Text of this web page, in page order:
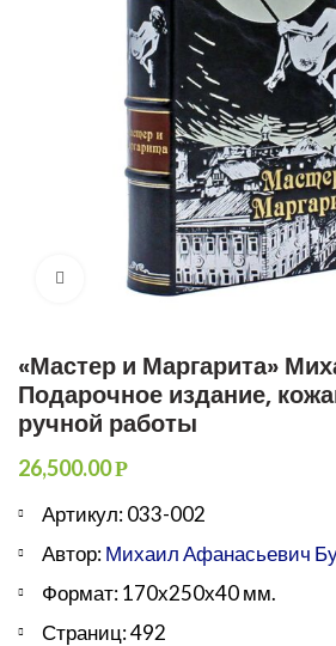
Увеличить
«Мастер и Маргарита»
Подарочное издание,
ручной работы
26,500.00Р
Артикул: 033-002
Автор:Михаил Афанасьевич
Формат: 170х250х40 мм.
Страниц: 492